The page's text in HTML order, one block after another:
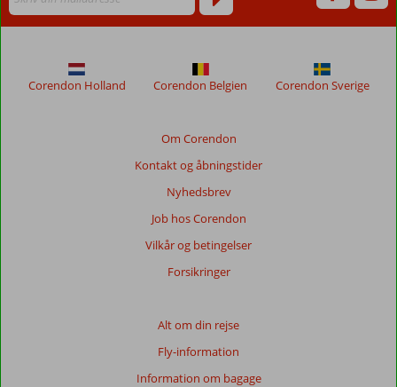
for
sikre
relevansen
Om Corendon
Kontakt og åbningstider
Nyhedsbrev
Job hos Corendon
Vilkår og betingelser
Forsikringer
Alt om din rejse
Fly-information
Information om bagage
Corendon Holland Corendon Belgien Corendon Sverige